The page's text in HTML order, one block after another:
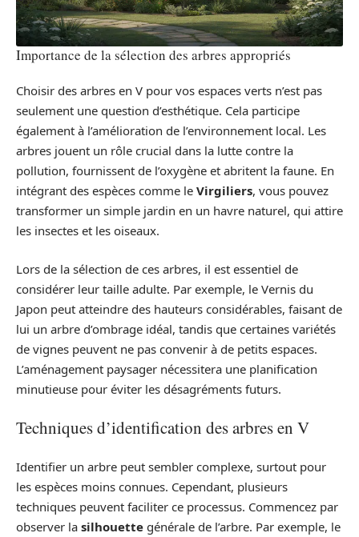
Importance de la sélection des arbres appropriés
Choisir des arbres en V pour vos espaces verts n’est pas
seulement une question d’esthétique. Cela participe
également à l’amélioration de l’environnement local. Les
arbres jouent un rôle crucial dans la lutte contre la
pollution, fournissent de l’oxygène et abritent la faune. En
intégrant des espèces comme le Virgiliers, vous pouvez
transformer un simple jardin en un havre naturel, qui attire
les insectes et les oiseaux.
Lors de la sélection de ces arbres, il est essentiel de
considérer leur taille adulte. Par exemple, le Vernis du
Japon peut atteindre des hauteurs considérables, faisant de
lui un arbre d’ombrage idéal, tandis que certaines variétés
de vignes peuvent ne pas convenir à de petits espaces.
L’aménagement paysager nécessitera une planification
minutieuse pour éviter les désagréments futurs.
Techniques d’identification des arbres en V
Identifier un arbre peut sembler complexe, surtout pour
les espèces moins connues. Cependant, plusieurs
techniques peuvent faciliter ce processus. Commencez par
observer la silhouette générale de l’arbre. Par exemple, le